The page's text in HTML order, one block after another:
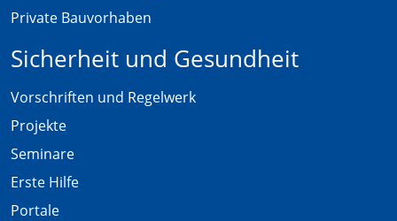
Private Bauvorhaben
Sicherheit und Gesundheit
Vorschriften und Regelwerk
Projekte
Seminare
Erste Hilfe
Portale